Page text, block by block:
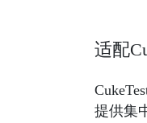
适配
提供集